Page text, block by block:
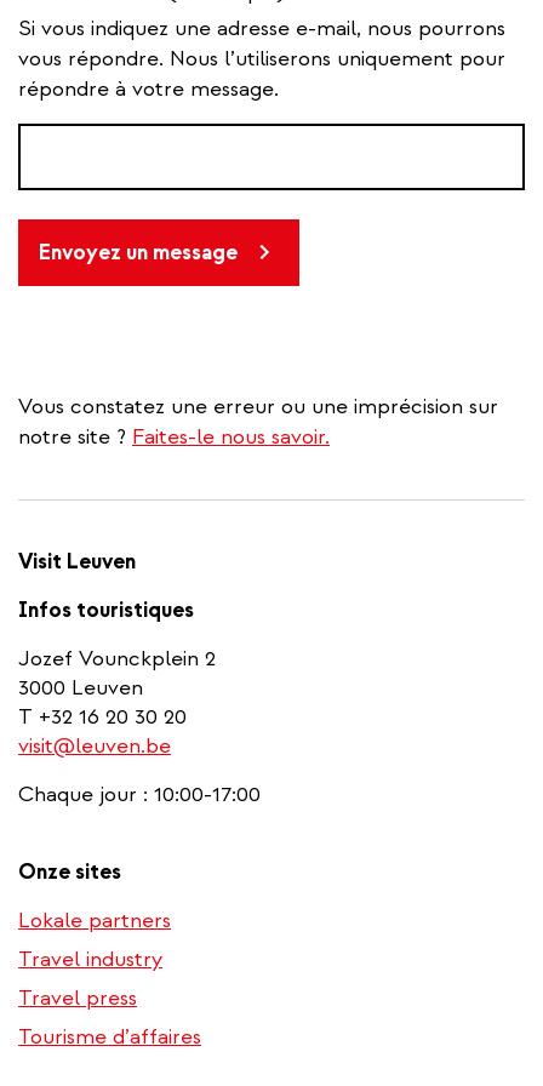
Si vous indiquez une adresse e-mail, nous pourrons
vous répondre. Nous l’utiliserons uniquement pour
répondre à votre message.
Envoyez un message
Vous constatez une erreur ou une imprécision sur
notre site ? Faites-le nous savoir.
Visit Leuven
Infos touristiques
Jozef Vounckplein 2
3000 Leuven
T +32 16 20 30 20
visit@leuven.be
Chaque jour : 10:00-17:00
Onze sites
Lokale partners
Travel industry
Travel press
Tourisme d’affaires